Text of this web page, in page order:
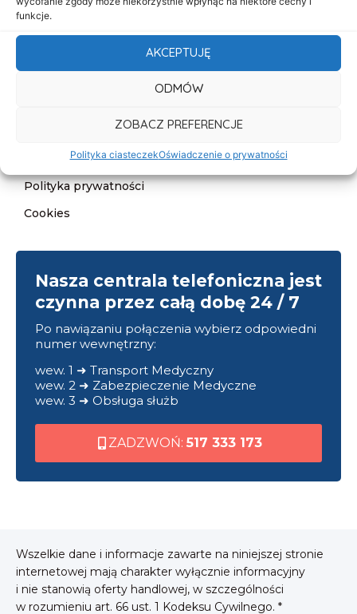
funkcje.
AKCEPTUJĘ
ODMÓW
ZOBACZ PREFERENCJE
Polityka ciasteczekOświadczenie o prywatności
Cennik
Kontakt
Deklaracja dostępności
Klauzula informacyjna
Polityka prywatności
Cookies
Nasza centrala telefoniczna jest
czynna przez całą dobę 24 / 7
Po nawiązaniu połączenia wybierz odpowiedni
numer wewnętrzny:
wew. 1 ➜ Transport Medyczny
wew. 2 ➜ Zabezpieczenie Medyczne
wew. 3 ➜ Obsługa służb
ZADZWOŃ: 517 333 173
Wszelkie dane i informacje zawarte na niniejszej stronie
internetowej mają charakter wyłącznie informacyjny
i nie stanowią oferty handlowej, w szczególności
w rozumieniu art. 66 ust. 1 Kodeksu Cywilnego. *